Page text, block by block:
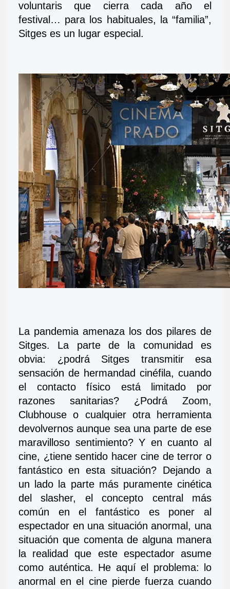
voluntaris que cierra cada año el
festival… para los habituales, la “familia”,
Sitges es un lugar especial.
La pandemia amenaza los dos pilares de
Sitges. La parte de la comunidad es
obvia: ¿podrá Sitges transmitir esa
sensación de hermandad cinéfila, cuando
el contacto físico está limitado por
razones sanitarias? ¿Podrá Zoom,
Clubhouse o cualquier otra herramienta
devolvernos aunque sea una parte de ese
maravilloso sentimiento? Y en cuanto al
cine, ¿tiene sentido hacer cine de terror o
fantástico en esta situación? Dejando a
un lado la parte más puramente cinética
del slasher, el concepto central más
común en el fantástico es poner al
espectador en una situación anormal, una
situación que comenta de alguna manera
la realidad que este espectador asume
como auténtica. He aquí el problema: lo
anormal en el cine pierde fuerza cuando